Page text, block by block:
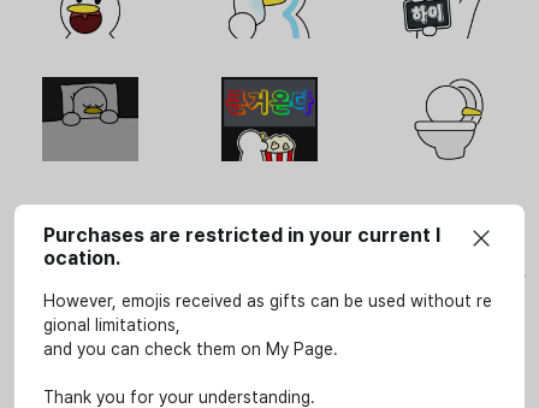
사용안내
용할 수 있습니다.
상업적인 용도로 무단 사용을 하시게 될 경우 저작권법 등에 따라 법적 책임을 질 수 있습니
가능합니다.
Purchases are restricted in your current l
ocation.
However, emojis received as gifts can be used without re
gional limitations,
and you can check them on My Page.
Thank you for your understanding.